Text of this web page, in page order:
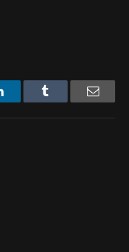
LinkedIn Email